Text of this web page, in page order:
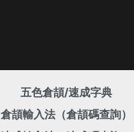
五色倉頡/速成字典
倉頡輸入法（倉頡碼查詢）